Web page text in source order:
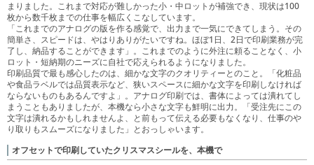
まりました。これまで対応が難しかった小・中ロットが補強でき、現状は100
枚から数千枚までの仕事を幅広くこなしています。
「これまでのアナログの版を作る感覚で、出力まで一気にできてしまう。その
簡単さ、スピードは、やはりありがたいですね。ほぼ1日、2日で印刷業務が完
了し、納品することができます」。これまでのように外注に頼ることなく、小
ロット・短納期のニーズに自社で応えられるようになりました。
印刷品質で最も感心したのは、細かな文字のクオリティーとのこと。「化粧品
や食品ラベルでは品質表示など、狭いスペースに細かな文字を印刷しなければ
ならないものもあるんですよ」。アナログ印刷では、書体によっては潰れてし
まうこともありましたが、本機なら小さな文字も鮮明に出力。「受注先にこの
文字は潰れるかもしれませんよ、と前もって伝える必要もなくなり、仕事のや
り取りもスムーズになりました」とおっしゃいます。
オフセットで印刷していたクリスマスシールを、本機で